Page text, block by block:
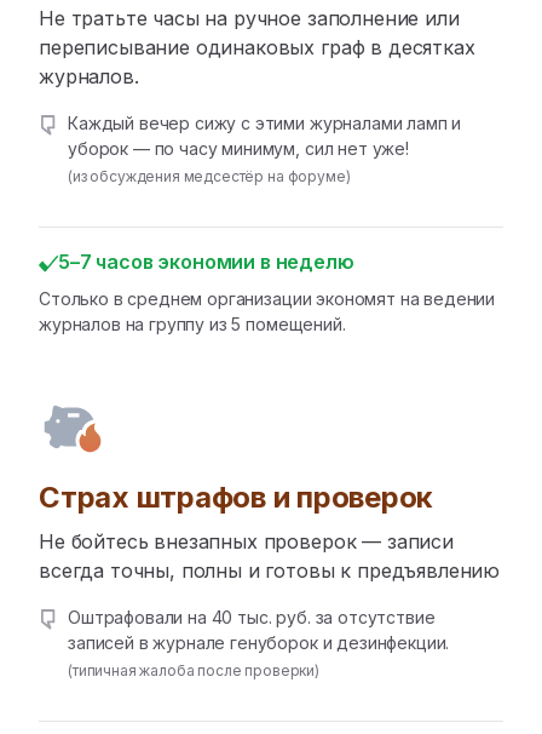
Не тратьте часы на ручное заполнение или
переписывание одинаковых граф в десятках
журналов.
Каждый вечер сижу с этими журналами ламп и
уборок — по часу минимум, сил нет уже!
(из обсуждения медсестёр на форуме)
5–7 часов экономии в неделю
Столько в среднем организации экономят на ведении
журналов на группу из 5 помещений.
Страх штрафов и проверок
Не бойтесь внезапных проверок — записи
всегда точны, полны и готовы к предъявлению
Оштрафовали на 40 тыс. руб. за отсутствие
записей в журнале генуборок и дезинфекции.
(типичная жалоба после проверки)